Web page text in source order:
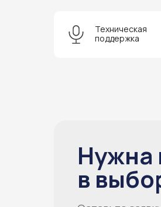
Техническая
поддержка
в